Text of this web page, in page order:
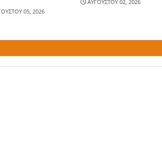
05, 2026
ΑΥΓΟΥΣΤΟΥ 02, 2026